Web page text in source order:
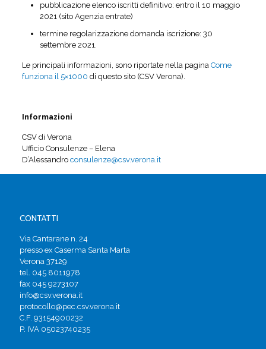
pubblicazione elenco iscritti definitivo: entro il 10 maggio
2021 (sito Agenzia entrate)
termine regolarizzazione domanda iscrizione: 30
settembre 2021.
Le principali informazioni, sono riportate nella pagina Come
funziona il 5×1000 di questo sito (CSV Verona).
Informazioni
CSV di Verona
Ufficio Consulenze – Elena
D’Alessandro consulenze@csv.verona.it
CONTATTI
Via Cantarane n. 24
presso ex Caserma Santa Marta
Verona 37129
tel. 045 8011978
fax 045 9273107
info@csv.verona.it
protocollo@pec.csv.verona.it
C.F. 93154900232
P. IVA 05023740235